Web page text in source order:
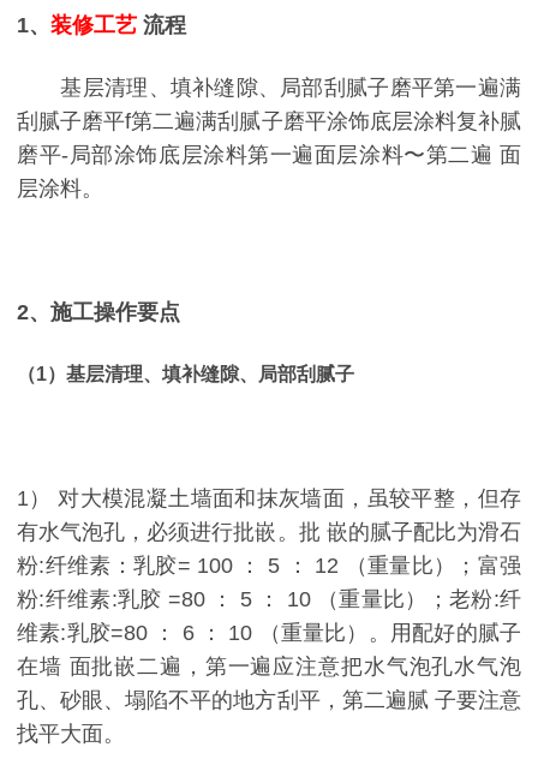
1、 装修工艺 流程
基层清理、填补缝隙、局部刮腻子磨平第一遍满
刮腻子磨平f第二遍满刮腻子磨平涂饰底层涂料复补腻
磨平-局部涂饰底层涂料第一遍面层涂料〜第二遍 面
层涂料。
2、施工操作要点
（1）基层清理、填补缝隙、局部刮腻子
1） 对大模混凝土墙面和抹灰墙面，虽较平整，但存
有水气泡孔，必须进行批嵌。批 嵌的腻子配比为滑石
粉:纤维素：乳胶= 100 ： 5 ： 12 （重量比）；富强
粉:纤维素:乳胶 =80 ： 5 ： 10 （重量比）；老粉:纤
维素:乳胶=80 ： 6 ： 10 （重量比）。用配好的腻子
在墙 面批嵌二遍，第一遍应注意把水气泡孔水气泡
孔、砂眼、塌陷不平的地方刮平，第二遍腻 子要注意
找平大面。